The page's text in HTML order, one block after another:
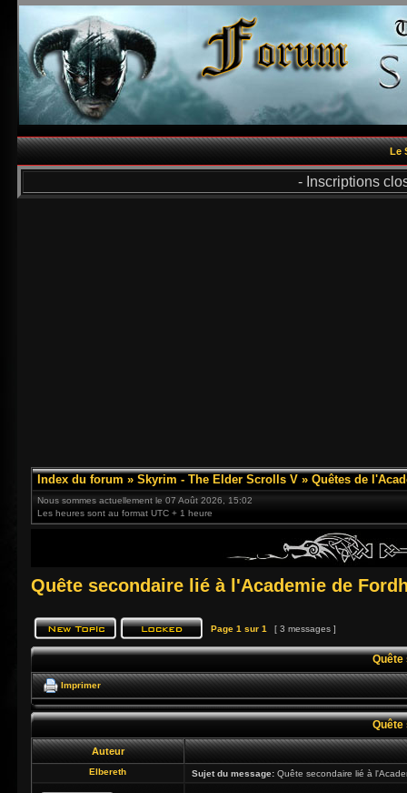
Le
- Inscriptions
Index du forum » Skyrim - The Elder Scrolls V » Quêtes de
Nous sommes actuellement le 07 Août 2026, 15:02
Les heures sont au format UTC + 1 heure
Quête secondaire lié à l'Academie de
Page 1 sur 1 [ 3 messages ]
Quête
Imprimer
Quête
Auteur
Elbereth Sujet du message: Quête secondaire lié à